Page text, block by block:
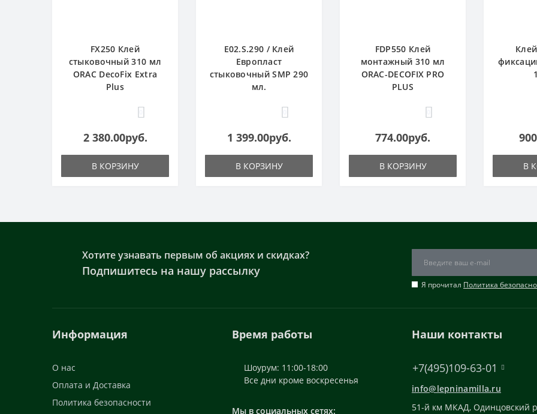
FX250 Клей
стыковочный 310 мл
ORAC DecoFix Extra
Plus
2 380.00руб.
В КОРЗИНУ
E02.S.290 / Клей
Европласт
стыковочный SMP 290
мл.
1 399.00руб.
В КОРЗИНУ
FDP550 Клей
монтажный 310 мл
ORAC-DECOFIX PRO
PLUS
774.00руб.
В КОРЗИНУ В
Хотите узнавать первым об акциях и скидках?
Подпишитесь на нашу рассылку
Я прочитал Политика
Информация
О нас
Оплата и Доставка
Политика безопасности
Время работы
Шоурум: 11:00-18:00
Все дни кроме воскресенья
Мы в социальных сетях:
Наши контакты
+7(495)109-63-01
info@lepninamilla.ru
51-й км МКАД, Одинцовский